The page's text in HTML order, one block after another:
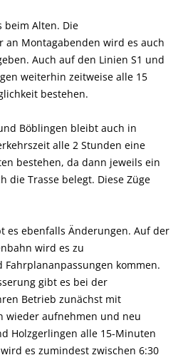
beim Alten. Die
an Montagabenden wird es auch
Auch auf den Linien S1 und
weiterhin zeitweise alle 15
bestehen.
Böblingen bleibt auch in
alle 2 Stunden eine
bestehen, da dann jeweils ein
die Trasse belegt. Diese Züge
es ebenfalls Änderungen. Auf der
wird es zu
kommen.
gibt es bei der
Betrieb zunächst mit
wieder aufnehmen und neu
Holzgerlingen alle 15-Minuten
es zumindest zwischen 6:30